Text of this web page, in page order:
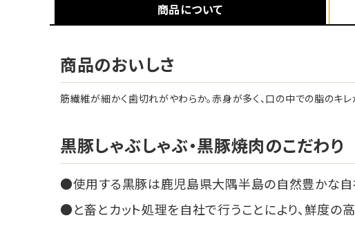
商品について
商品のおいしさ
筋繊維が細かく歯切れがやわらか。赤身が多く、口の中での脂のキ
黒豚しゃぶしゃぶ・黒豚焼肉のこだわり
使用する黒豚は鹿児島県大隅半島の自然豊かな
と畜とカット処理を自社で行うことにより、鮮度の